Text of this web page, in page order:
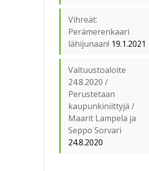
Vihreät:
Perämerenkaari
lähijunaan! 19.1.2021
Valtuustoaloite
24.8.2020 /
Perustetaan
kaupunkiniittyjä /
Maarit Lampela ja
Seppo Sorvari
24.8.2020